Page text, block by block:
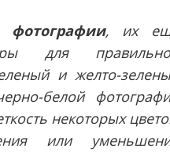
фотографии, их
для
и желто-
белой
некоторых
или